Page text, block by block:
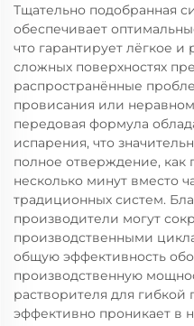
Тщательно подобранная
обеспечивает
что гарантирует лёгкое
сложных поверхностях
распространённые
провисания или
передовая формула
испарения, что
полное отверждение, как
несколько минут вместо
традиционных систем.
производители могут
производственными
общую эффективность
производственную
растворителя для
эффективно проникает в